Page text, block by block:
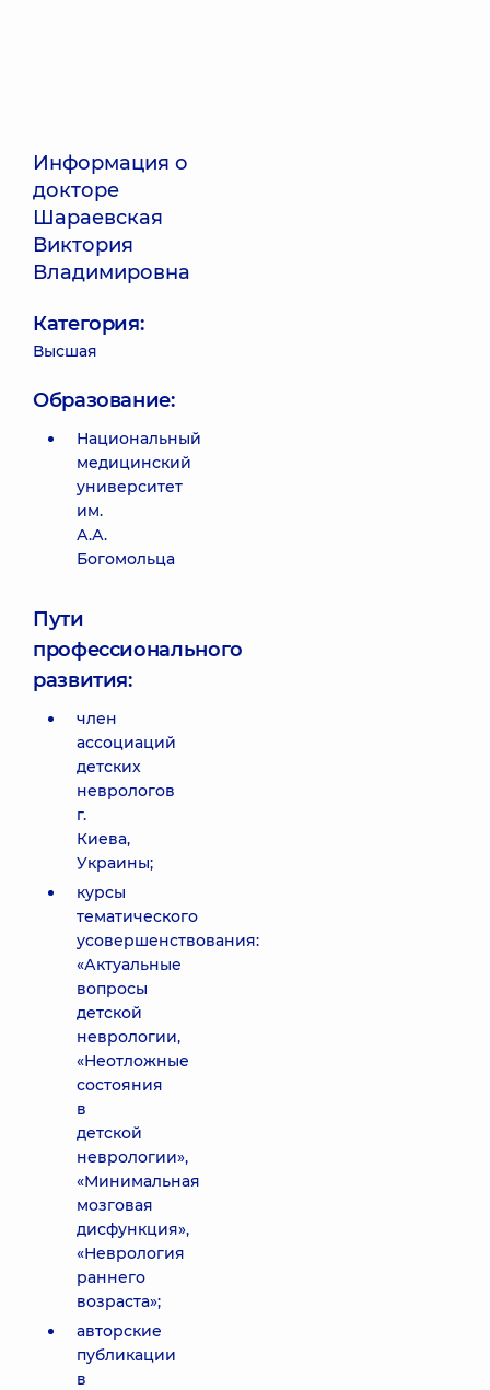
Информация о
докторе
Шараевская
Виктория
Владимировна
Категория:
Высшая
Образование:
Национальный
медицинский
университет
им.
А.А.
Богомольца
Пути
профессионального
развития:
член
ассоциаций
детских
неврологов
г.
Киева,
Украины;
курсы
тематического
усовершенствования:
«Актуальные
вопросы
детской
неврологии,
«Неотложные
состояния
в
детской
неврологии»,
«Минимальная
мозговая
дисфункция»,
«Неврология
раннего
возраста»;
авторские
публикации
в